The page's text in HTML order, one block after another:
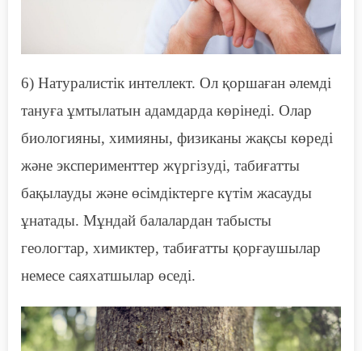
6) Натуралистік интеллект. Ол қоршаған әлемді
тануға ұмтылатын адамдарда көрінеді. Олар
биологияны, химияны, физиканы жақсы көреді
және эксперименттер жүргізуді, табиғатты
бақылауды және өсімдіктерге күтім жасауды
ұнатады. Мұндай балалардан табысты
геологтар, химиктер, табиғатты қорғаушылар
немесе саяхатшылар өседі.